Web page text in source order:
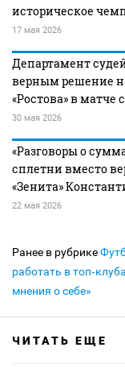
историческое
17 мая 2026
Департамент
верным решение
«Ростова» в матче
30 мая 2026
«Разговоры о
сплетни вместо
«Зенита»
22 мая 2026
Ранее в рубрике
работать в
мнения о себе»
ЧИТАТЬ ЕЩЕ